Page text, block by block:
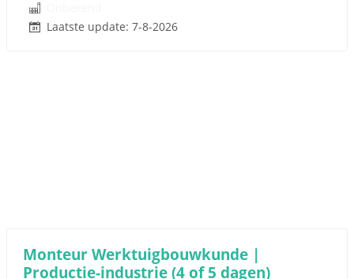
Laatste update: 7-8-2026
Monteur Werktuigbouwkunde |
Productie-industrie (4 of 5 dagen)